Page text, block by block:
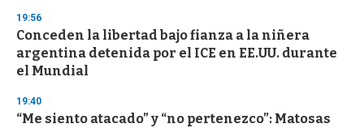
19:56
Conceden la libertad bajo fianza a la niñera
argentina detenida por el ICE en EE.UU. durante
el Mundial
19:40
“Me siento atacado” y “no pertenezco”: Matosas